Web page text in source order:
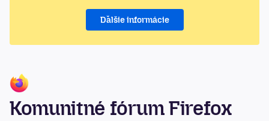
Ďalšie informácie
Komunitné fórum Firefox